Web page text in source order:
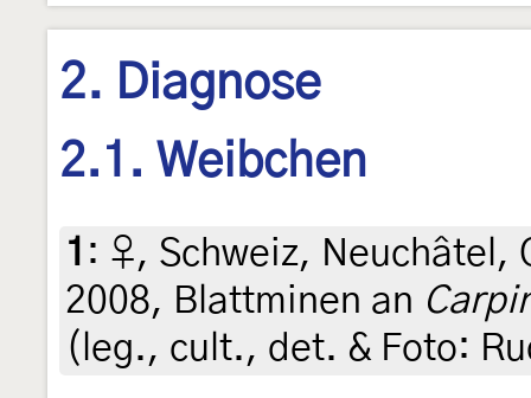
2. Diagnose
2.1. Weibchen
1 : ♀, Schweiz, Neuchâtel,
2008, Blattminen an
(leg., cult., det. & Foto: